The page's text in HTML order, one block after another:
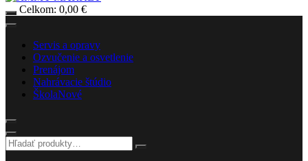
Celkom: 0,00 €
Servis a opravy
Ozvučenie a osvetlenie
Prenájom
Nahrávacie štúdio
ŠkolaNové